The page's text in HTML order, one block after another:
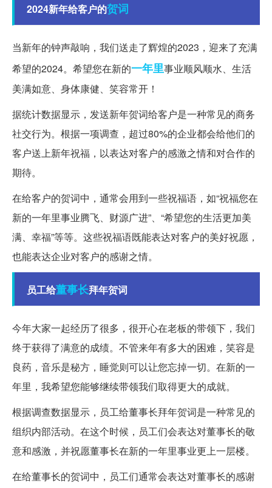
2024新年给客户的贺词
当新年的钟声敲响，我们送走了辉煌的2023，迎来了充满
希望的2024。希望您在新的一年里事业顺风顺水、生活
美满如意、身体康健、笑容常开！
据统计数据显示，发送新年贺词给客户是一种常见的商务
社交行为。根据一项调查，超过80%的企业都会给他们的
客户送上新年祝福，以表达对客户的感激之情和对合作的
期待。
在给客户的贺词中，通常会用到一些祝福语，如“祝福您在
新的一年里事业腾飞、财源广进”、“希望您的生活更加美
满、幸福”等等。这些祝福语既能表达对客户的美好祝愿，
也能表达企业对客户的感谢之情。
员工给董事长拜年贺词
今年大家一起经历了很多，很开心在老板的带领下，我们
终于获得了满意的成绩。不管来年有多大的困难，笑容是
良药，音乐是秘方，睡觉则可以让您忘掉一切。在新的一
年里，我希望您能够继续带领我们取得更大的成就。
根据调查数据显示，员工给董事长拜年贺词是一种常见的
组织内部活动。在这个时候，员工们会表达对董事长的敬
意和感激，并祝愿董事长在新的一年里事业更上一层楼。
在给董事长的贺词中，员工们通常会表达对董事长的感谢